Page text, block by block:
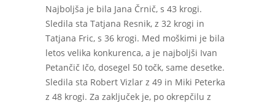
Najboljša je bila Jana Črnič, s 43 krogi.
Sledila sta Tatjana Resnik, z 32 krogi in
Tatjana Fric, s 36 krogi. Med moškimi je bila
letos velika konkurenca, a je najboljši Ivan
Petančič Ičo, dosegel 50 točk, same desetke.
Sledila sta Robert Vizlar z 49 in Miki Peterka
z 48 krogi. Za zaključek je, po okrepčilu z